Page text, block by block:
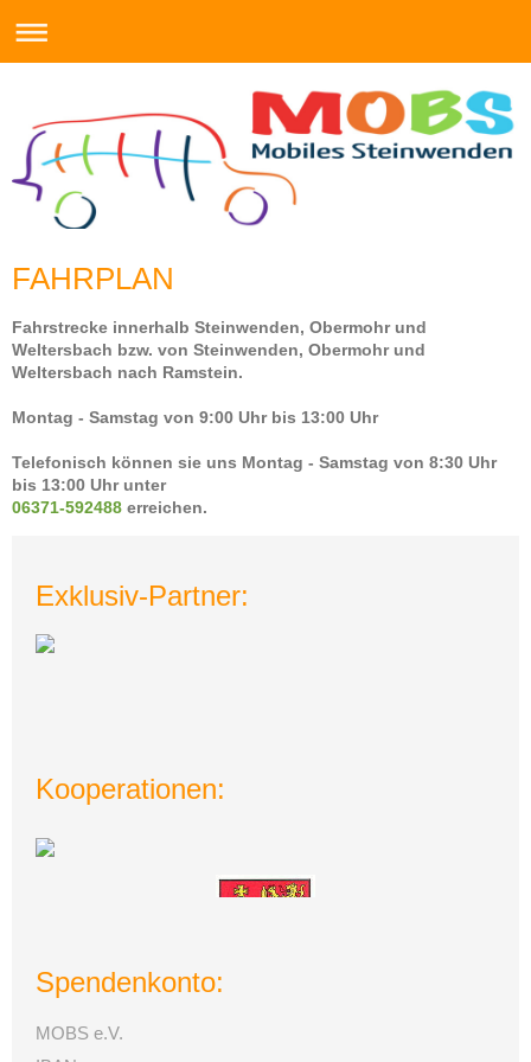
FAHRPLAN
Fahrstrecke innerhalb Steinwenden, Obermohr und
Weltersbach bzw. von Steinwenden, Obermohr und
Weltersbach nach Ramstein.
Montag - Samstag von 9:00 Uhr bis 13:00 Uhr
Telefonisch können sie uns Montag - Samstag von 8:30 Uhr
bis 13:00 Uhr unter
06371-592488 erreichen.
Exklusiv-Partner:
Kooperationen:
Spendenkonto:
MOBS e.V.